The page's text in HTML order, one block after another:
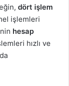
dört işlem
işlemleri
hesap
hızlı ve